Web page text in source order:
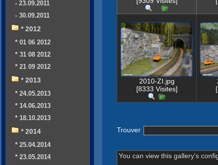
2010-ZI.jpg
[8333 Visites]
Trouver
You can view this gallery's
- 23.09.2011
- 30.09.2011
* 2012
* 01 06 2012
* 31 08 2012
* 21 09 2012
* 2013
* 24.05.2013
* 14.06.2013
* 18.10.2013
* 2014
* 25.04.2014
* 23.05.2014